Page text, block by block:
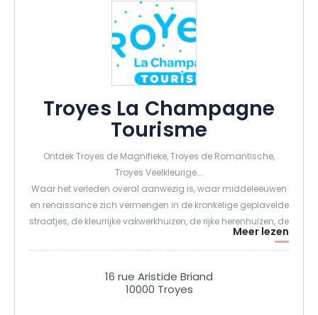
Troyes La Champagne
Tourisme
Ontdek Troyes de Magnifieke, Troyes de Romantische,
Troyes Veelkleurige...
Waar het verleden overal aanwezig is, waar middeleeuwen
en renaissance zich vermengen in de kronkelige geplaveide
straatjes, de kleurrijke vakwerkhuizen, de rijke herenhuizen, de
sierlijke kerken, de geheime binnenplaatsen...
Waar een rijke geschiedenis zijn sporen heeft nagelaten en
die steeds aantrekkelijker wordt naarmate het zijn jeugd
hervindt...
Meer lezen
16 rue Aristide Briand
10000 Troyes